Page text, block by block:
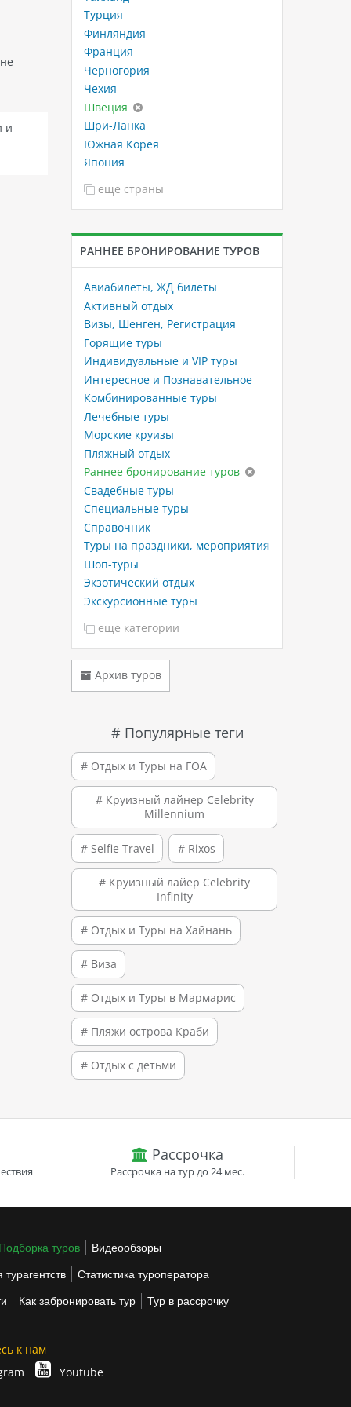
и
Турция
Финляндия
Франция
Черногория
Чехия
Швеция
Шри-Ланка
Южная Корея
Япония
еще страны
РАННЕЕ БРОНИРОВАНИЕ ТУРОВ
Авиабилеты, ЖД билеты
Активный отдых
Визы, Шенген, Регистрация
Горящие туры
Индивидуальные и VIP туры
Интересное и Познавательное
Комбинированные туры
Лечебные туры
Морские круизы
Пляжный отдых
Раннее бронирование туров
Свадебные туры
Специальные туры
Справочник
Туры на праздники, мероприятия
Шоп-туры
Экзотический отдых
Экскурсионные туры
еще категории
Архив туров
# Популярные теги
# Отдых и Туры на ГОА
# Круизный лайнер Celebrity
Millennium
# Selfie Travel # Rixos
# Круизный лайер Celebrity
Infinity
# Отдых и Туры на Хайнань
# Виза
# Отдых и Туры в Мармарис
# Пляжи острова Краби
# Отдых с детьми
Рассрочка
Рассрочка на тур до 24 мес.
Подборка туров Видеообзоры
Статистика туроператора
Как забронировать тур Тур в рассрочку
к нам
Youtube